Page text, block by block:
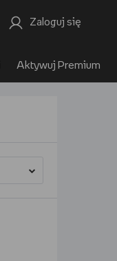
Zaloguj się
Aktywuj Premium